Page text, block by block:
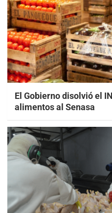
El Gobierno disolvió el
alimentos al Senasa